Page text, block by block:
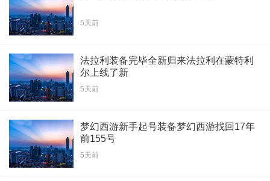
5天前
法拉利装备完毕全新归来法拉利在蒙特利
尔上线了新
5天前
梦幻西游新手起号装备梦幻西游找回17年
前155号
5天前